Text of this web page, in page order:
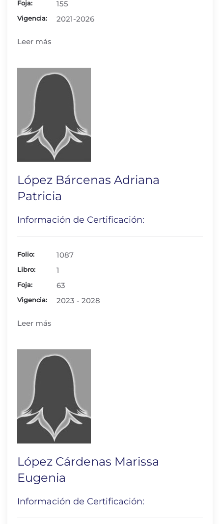
Foja: 155
Vigencia: 2021-2026
Leer más
López Bárcenas Adriana
Patricia
Información de Certificación:
Folio: 1087
Libro: 1
Foja: 63
Vigencia: 2023 - 2028
Leer más
López Cárdenas Marissa
Eugenia
Información de Certificación: